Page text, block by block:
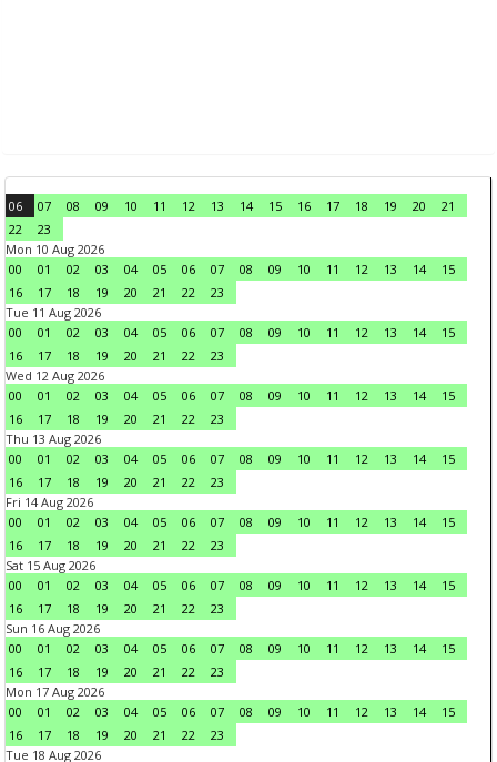
06 07 08 09 10 11 12 13 14 15 16 17 18 19 20
21
22
23
Mon 10 Aug 2026
00
01 02 03 04 05 06 07 08 09 10 11 12 13 14
15
16
17 18 19 20 21 22
23
Tue 11 Aug 2026
00
01 02 03 04 05 06 07 08 09 10 11 12 13 14
15
16
17 18 19 20 21 22
23
Wed 12 Aug 2026
00
01 02 03 04 05 06 07 08 09 10 11 12 13 14
15
16
17 18 19 20 21 22
23
Thu 13 Aug 2026
00
01 02 03 04 05 06 07 08 09 10 11 12 13 14
15
16
17 18 19 20 21 22
23
Fri 14 Aug 2026
00
01 02 03 04 05 06 07 08 09 10 11 12 13 14
15
16
17 18 19 20 21 22
23
Sat 15 Aug 2026
00
01 02 03 04 05 06 07 08 09 10 11 12 13 14
15
16
17 18 19 20 21 22
23
Sun 16 Aug 2026
00
01 02 03 04 05 06 07 08 09 10 11 12 13 14
15
16
17 18 19 20 21 22
23
Mon 17 Aug 2026
00
01 02 03 04 05 06 07 08 09 10 11 12 13 14
15
16
17 18 19 20 21 22
23
Tue 18 Aug 2026